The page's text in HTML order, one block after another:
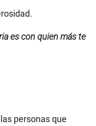
es con quien más te
personas que